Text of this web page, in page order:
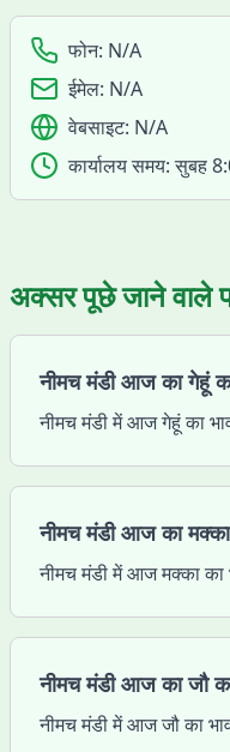
फोन: N/A
ईमेल: N/A
वेबसाइट: N/A
कार्यालय समय:सुबह
अक्सर पूछे जाने वाले
नीमच मंडी आज का गेहूं
नीमच मंडी में आज गेहूं का
नीमच मंडी आज का मक्का
नीमच मंडी में आज मक्का का
नीमच मंडी आज का जौ
नीमच मंडी में आज जौ का